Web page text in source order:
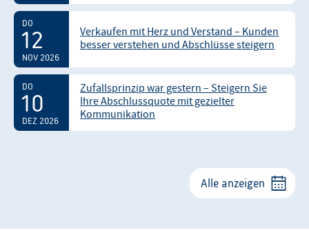
DO
12
NOV 2026
Verkaufen mit Herz und Verstand – Kunden
besser verstehen und Abschlüsse steigern
DO
10
DEZ 2026
Zufallsprinzip war gestern – Steigern Sie
Ihre Abschlussquote mit gezielter
Kommunikation
Alle anzeigen